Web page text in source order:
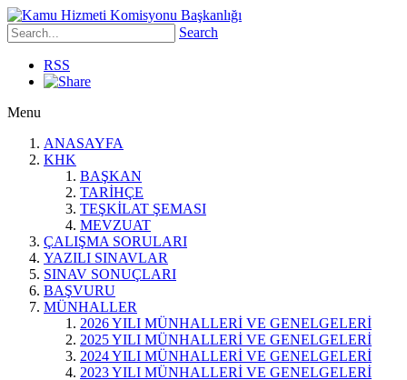
Search
RSS
Menu
ANASAYFA
KHK
BAŞKAN
TARİHÇE
TEŞKİLAT ŞEMASI
MEVZUAT
ÇALIŞMA SORULARI
YAZILI SINAVLAR
SINAV SONUÇLARI
BAŞVURU
MÜNHALLER
2026 YILI MÜNHALLERİ VE GENELGELERİ
2025 YILI MÜNHALLERİ VE GENELGELERİ
2024 YILI MÜNHALLERİ VE GENELGELERİ
2023 YILI MÜNHALLERİ VE GENELGELERİ